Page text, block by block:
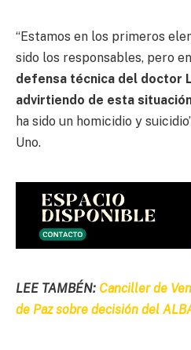
“Estamos en los primeros
sido los responsables, pero
defensa técnica del doctor
advirtiendo de esta
ha sido un homicidio y
Uno.
LEE TAMBÉN: Canciller de
de Paz sobre decisión del